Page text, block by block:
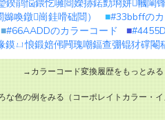
鹃悩鍡忔噰閸嬫捇鍩勯埛姘幗
喚鐓崗銈嗗础閸）
■#33bbffの
■#66AADDのカラーコード ■
ㄩ悢鍛婄伄闁瑰嘲鍢查弸锟犲礃閹
→カラーコード変換履歴をもっとみる
な色の例をみる（コーポレイトカラー・